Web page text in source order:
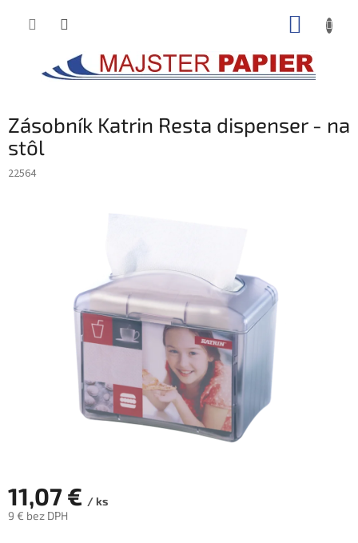
Zásobník Katrin Resta dispenser - na
stôl
22564
11,07 € / ks
9 € bez DPH